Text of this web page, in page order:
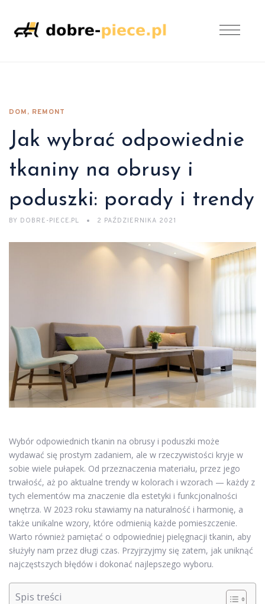
DOM, REMONT
Jak wybrać odpowiednie
tkaniny na obrusy i
poduszki: porady i trendy
BY DOBRE-PIECE.PL 2 PAŹDZIERNIKA 2021
Wybór odpowiednich tkanin na obrusy i poduszki może
wydawać się prostym zadaniem, ale w rzeczywistości kryje w
sobie wiele pułapek. Od przeznaczenia materiału, przez jego
trwałość, aż po aktualne trendy w kolorach i wzorach — każdy z
tych elementów ma znaczenie dla estetyki i funkcjonalności
wnętrza. W 2023 roku stawiamy na naturalność i harmonię, a
także unikalne wzory, które odmienią każde pomieszczenie.
Warto również pamiętać o odpowiedniej pielęgnacji tkanin, aby
służyły nam przez długi czas. Przyjrzyjmy się zatem, jak uniknąć
najczęstszych błędów i dokonać najlepszego wyboru.
Spis treści